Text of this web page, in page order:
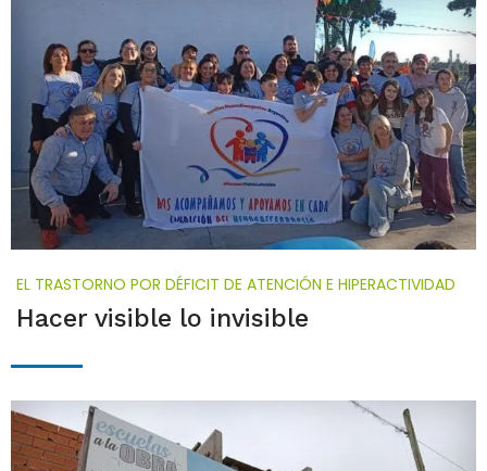
EL TRASTORNO POR DÉFICIT DE ATENCIÓN E HIPERACTIVIDAD
Hacer visible lo invisible